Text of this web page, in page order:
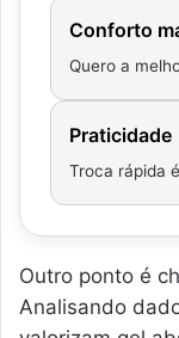
Conforto
Quero a
Praticidade
Troca rápida
Outro ponto é
Analisando